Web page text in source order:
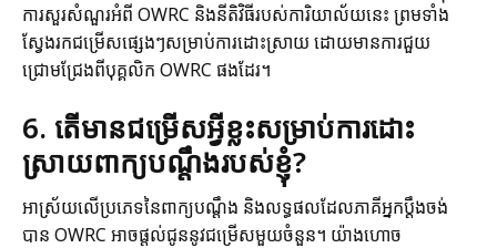
ការសួរសំណួរអំពី OWRC និងនីតិវិធីរបស់ការិយាល័យនេះ ព្រមទាំង
ស្វែងរកជម្រើសផ្សេងៗសម្រាប់ការដោះស្រាយ ដោយមានការជួយ
ជ្រោមជ្រែងពីបុគ្គលិក OWRC ផងដែរ។
6. តើមានជម្រើសអ្វីខ្លះសម្រាប់ការដោះ
ស្រាយពាក្យបណ្តឹងរបស់ខ្ញុំ?
អាស្រ័យលើប្រភេទនៃពាក្យបណ្ដឹង និងលទ្ធផលដែលភាគីអ្នកប្ដឹងចង់
បាន OWRC អាចផ្ដល់ជូននូវជម្រើសមួយចំនួន។ យ៉ាងហោច